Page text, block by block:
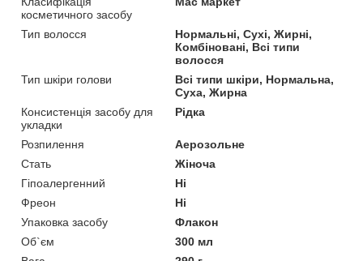
косметичного засобу
Тип волосся
Нормальні, Сухі, Жирні,
Комбіновані, Всі типи
волосся
Тип шкіри голови
Всі типи шкіри, Нормальна,
Суха, Жирна
Консистенція засобу для
укладки
Рідка
Розпилення
Аерозольне
Стать
Жіноча
Гіпоалергенний
Ні
Фреон
Ні
Упаковка засобу
Флакон
Об`єм
300 мл